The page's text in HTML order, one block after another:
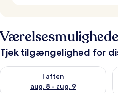
Tjek tilgængelighed for
I aften
aug. 8 - aug. 9
Tjek tilgængelighed for i aften